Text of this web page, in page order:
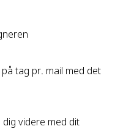
tag pr. mail med det
videre med dit